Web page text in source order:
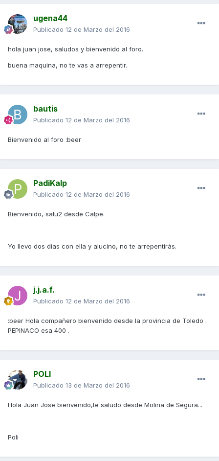
ugena44
Publicado 12 de Marzo del 2016
hola juan jose, saludos y bienvenido al foro.
buena maquina, no te vas a arrepentir.
bautis
Publicado 12 de Marzo del 2016
Bienvenido al foro :beer
PadiKalp
Publicado 12 de Marzo del 2016
Bienvenido, salu2 desde Calpe.
Yo llevo dos días con ella y alucino, no te arrepentirás.
j.j.a.f.
Publicado 12 de Marzo del 2016
:beer Hola compañero bienvenido desde la provincia de Toledo .
PEPINACO esa 400 .
POLI
Publicado 13 de Marzo del 2016
Hola Juan Jose bienvenido,te saludo desde Molina de Segura...
Poli